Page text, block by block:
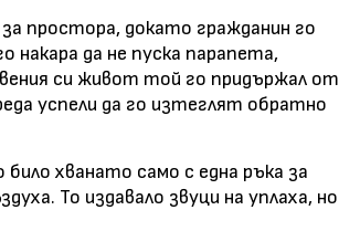
простора, докато гражданин го
накара да не пуска парапета,
си живот той го придържал от
успели да го изтеглят обратно
хванато само с една ръка за
То издавало звуци на уплаха, но